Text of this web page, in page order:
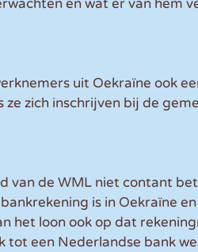
en wat er van hem
uit Oekraïne ook
zich inschrijven bij de
van de WML niet contant
is in Oekraïne
het loon ook op dat
tot een Nederlandse bank